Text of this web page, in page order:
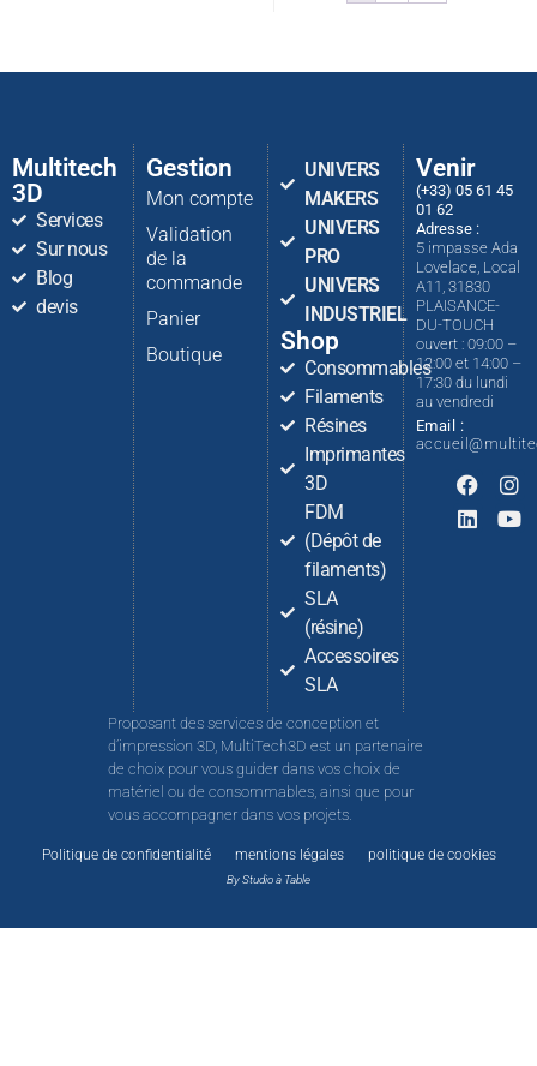
Multitech
3D
Services
Sur nous
Blog
devis
Gestion
Mon compte
Validation
de la
commande
Panier
Boutique
UNIVERS
MAKERS
UNIVERS
PRO
UNIVERS
INDUSTRIEL
Shop
Consommables
Filaments
Résines
Imprimantes
3D
FDM
(Dépôt de
filaments)
SLA
(résine)
Accessoires
SLA
Venir
(+33) 05 61 45
01 62
Adresse :
5 impasse Ada
Lovelace, Local
A11, 31830
PLAISANCE-
DU-TOUCH
ouvert : 09:00 –
12:00 et 14:00 –
17:30 du lundi
au vendredi
Email :
Proposant des services de conception et
d’impression 3D, MultiTech3D est un partenaire
de choix pour vous guider dans vos choix de
matériel ou de consommables, ainsi que pour
vous accompagner dans vos projets.
Politique de confidentialité mentions légales politique de cookies
By Studio à Table